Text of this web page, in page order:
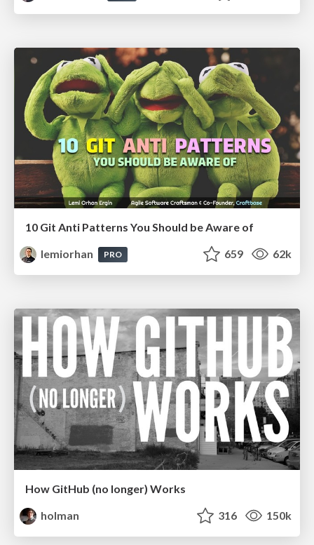
10 Git Anti Patterns You Should be Aware of
lemiorhan
PRO 659 62k
How GitHub (no longer) Works
holman
316 150k